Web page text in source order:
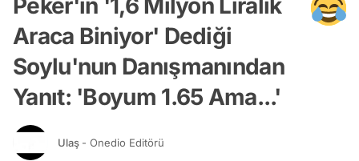
Peker'in '1,6 Milyon Liralık
Araca Biniyor' Dediği
Soylu'nun Danışmanından
Yanıt: 'Boyum 1.65 Ama...'
Ulaş - Onedio Editörü